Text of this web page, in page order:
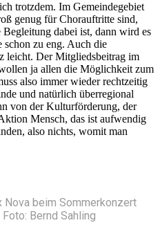
trotzdem. Im Gemeindegebiet
genug für Chorauftritte sind,
dabei ist, dann wird es
zu eng. Auch die
leicht. Der Mitgliedsbeitrag im
ja allen die Möglichkeit zum
also immer wieder rechtzeitig
und natürlich überregional
von der Kulturförderung, der
Mensch, das ist aufwendig
also nichts, womit man
Nova beim Sommerkonzert
Bernd Sahling